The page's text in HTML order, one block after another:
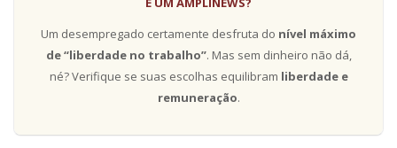
Um desempregado certamente desfruta do nível máximo
de “liberdade no trabalho”. Mas sem dinheiro não dá,
né? Verifique se suas escolhas equilibram liberdade e
remuneração.